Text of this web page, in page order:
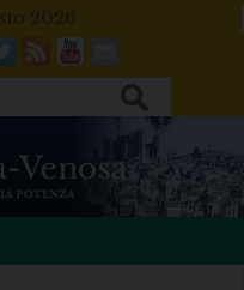
2026
Twitter
FeedsYoutube
Mail